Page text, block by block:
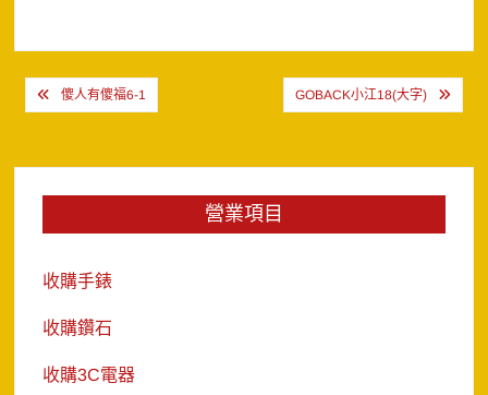
文
導
覽
傻人有傻福6-1 GOBACK小江18(大字)
營業項目
收購手錶
收購鑽石
收購3C電器